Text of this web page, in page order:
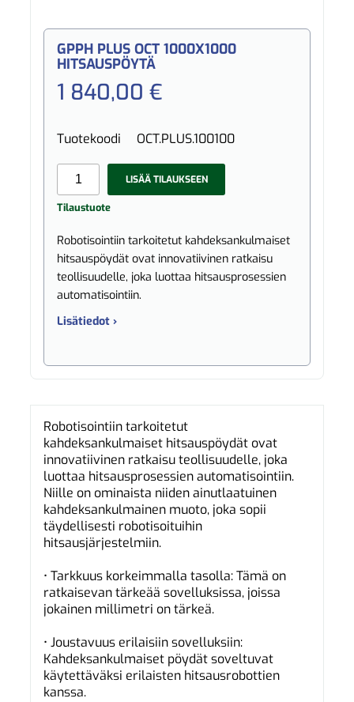
GPPH PLUS OCT 1000X1000
HITSAUSPÖYTÄ
1 840,00 €
Tuotekoodi OCT.PLUS.100100
LISÄÄ TILAUKSEEN
Tilaustuote
Robotisointiin tarkoitetut kahdeksankulmaiset
hitsauspöydät ovat innovatiivinen ratkaisu
teollisuudelle, joka luottaa hitsausprosessien
automatisointiin.
Lisätiedot ›
Robotisointiin tarkoitetut
kahdeksankulmaiset hitsauspöydät ovat
innovatiivinen ratkaisu teollisuudelle, joka
luottaa hitsausprosessien automatisointiin.
Niille on ominaista niiden ainutlaatuinen
kahdeksankulmainen muoto, joka sopii
täydellisesti robotisoituihin
hitsausjärjestelmiin.
• Tarkkuus korkeimmalla tasolla: Tämä on
ratkaisevan tärkeää sovelluksissa, joissa
jokainen millimetri on tärkeä.
• Joustavuus erilaisiin sovelluksiin:
Kahdeksankulmaiset pöydät soveltuvat
käytettäväksi erilaisten hitsausrobottien
kanssa.